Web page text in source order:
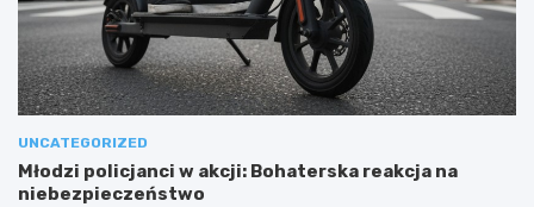
UNCATEGORIZED
Młodzi policjanci w akcji: Bohaterska reakcja na
niebezpieczeństwo